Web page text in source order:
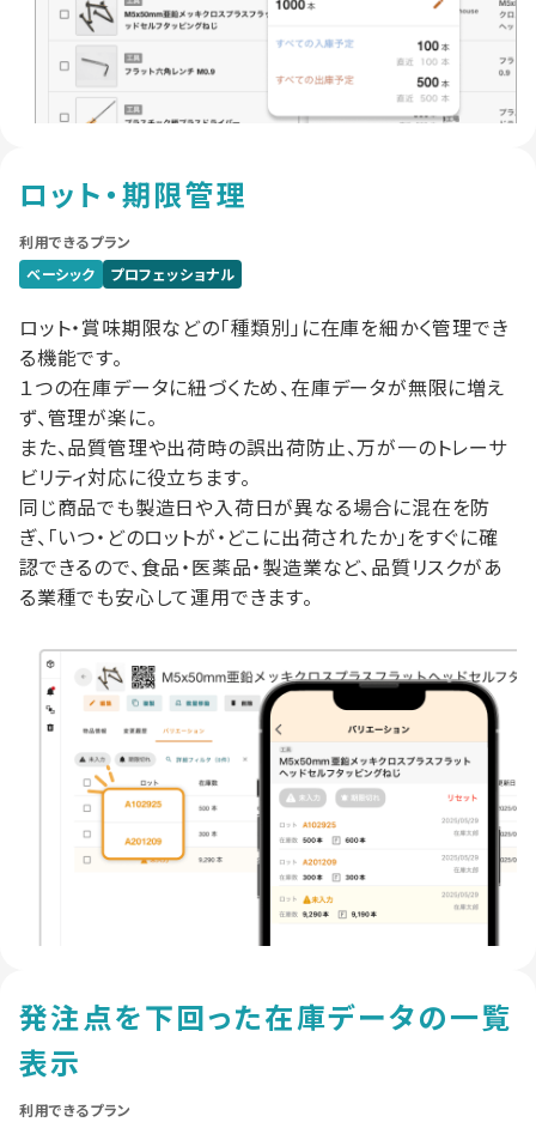
ロット・期限管理
利用できるプラン
ベーシック
プロフェッショナル
ロット・賞味期限などの「種類別」に在庫を細かく管理でき
る機能です。
１つの在庫データに紐づくため、在庫データが無限に増え
ず、管理が楽に。
また、品質管理や出荷時の誤出荷防止、万が一のトレーサ
ビリティ対応に役立ちます。
同じ商品でも製造日や入荷日が異なる場合に混在を防
ぎ、「いつ・どのロットが・どこに出荷されたか」をすぐに確
認できるので、食品・医薬品・製造業など、品質リスクがあ
る業種でも安心して運用できます。
発注点を下回った在庫データの一覧
表示
利用できるプラン